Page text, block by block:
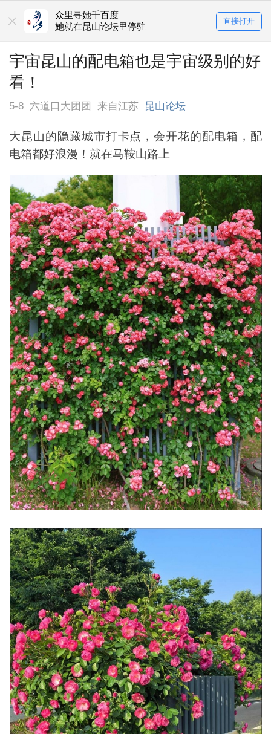
众里寻她千百度
她就在昆山论坛里停驻
直接打开
宇宙昆山的配电箱也是宇宙级别的好
看！
5-8 六道口大团团 来自江苏 昆山论坛
大昆山的隐藏城市打卡点，会开花的配电箱，配
电箱都好浪漫！就在马鞍山路上